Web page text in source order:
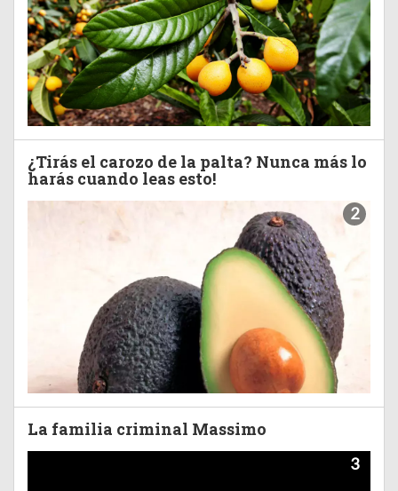
¿Tirás el carozo de la palta? Nunca más lo
harás cuando leas esto!
2
La familia criminal Massimo
3